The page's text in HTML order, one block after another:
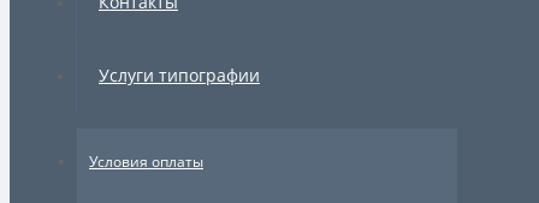
Услуги типографии
Условия оплаты